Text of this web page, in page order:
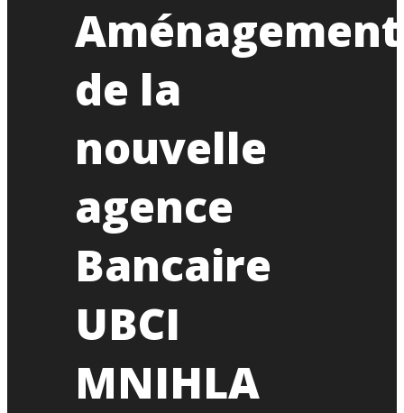
Aménagement
de la
nouvelle
agence
Bancaire
UBCI
MNIHLA